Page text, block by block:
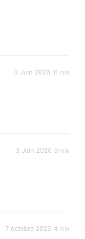
3 Juin 2026 11 min
3 Juin 2026 9 min
7 octobre 2025 4 min